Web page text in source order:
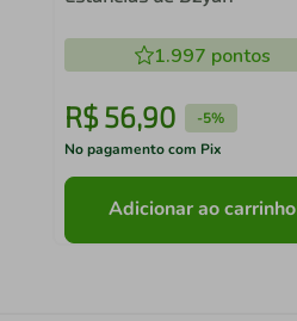
1.997 pontos
R$ 56,90 -5%
No pagamento com Pix
Adicionar ao carrinho